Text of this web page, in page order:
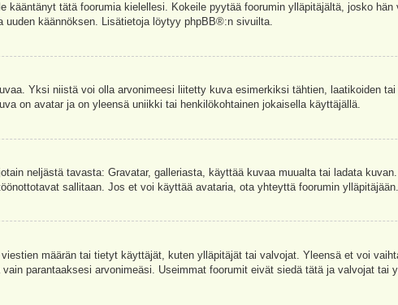
tätä foorumia kielellesi. Kokeile pyytää foorumin ylläpitäjältä, josko hän
käännöksen. Lisätietoja löytyy phpBB®:n sivuilta.
Yksi niistä voi olla arvonimeesi liitetty kuva esimerkiksi tähtien, laatikoiden
on avatar ja on yleensä uniikki tai henkilökohtainen jokaisella käyttäjällä.
neljästä tavasta: Gravatar, galleriasta, käyttää kuvaa muualta tai ladata
sallitaan. Jos et voi käyttää avataria, ota yhteyttä foorumin ylläpitäjään.
määrän tai tietyt käyttäjät, kuten ylläpitäjät tai valvojat. Yleensä et voi
parantaaksesi arvonimeäsi. Useimmat foorumit eivät siedä tätä ja valvojat tai